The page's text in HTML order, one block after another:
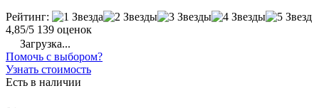
Рейтинг:
4,85/5 139 оценок
Загрузка...
Помочь с выбором?
Узнать стоимость
Есть в наличии